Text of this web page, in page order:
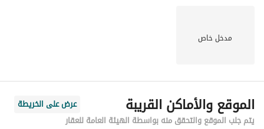
مدخل خاص
الموقع والأماكن القريبة
عرض على الخريطة
يتم جلب الموقع والتحقق منه بواسطة الهيئة العامة للعقار